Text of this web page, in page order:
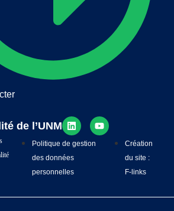
de l’UNM
Politique de gestion
des données
personnelles
Création
du site :
F-links